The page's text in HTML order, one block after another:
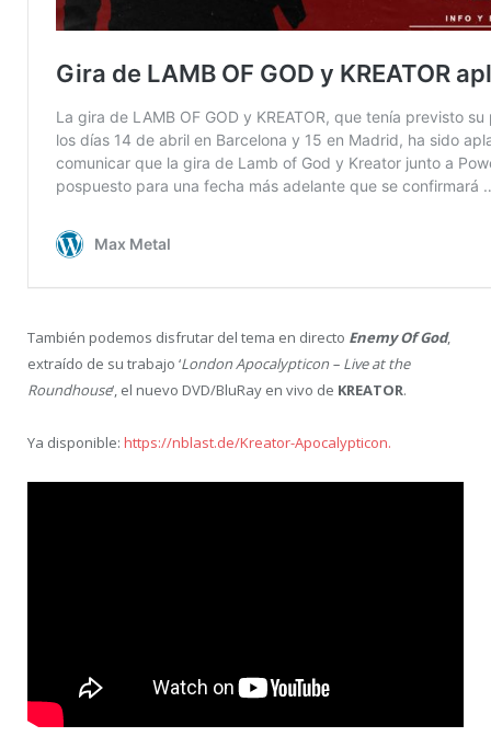
También podemos disfrutar del tema en directo Enemy Of God,
extraído de su trabajo ‘London Apocalypticon – Live at the
Roundhouse‘, el nuevo DVD/BluRay en vivo de KREATOR.
Ya disponible: https://nblast.de/Kreator-Apocalypticon.